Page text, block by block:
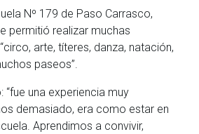
Nº 179 de Paso Carrasco,
permitió realizar muchas
arte, títeres, danza, natación,
paseos”.
“fue una experiencia muy
demasiado, era como estar en
Aprendimos a convivir,